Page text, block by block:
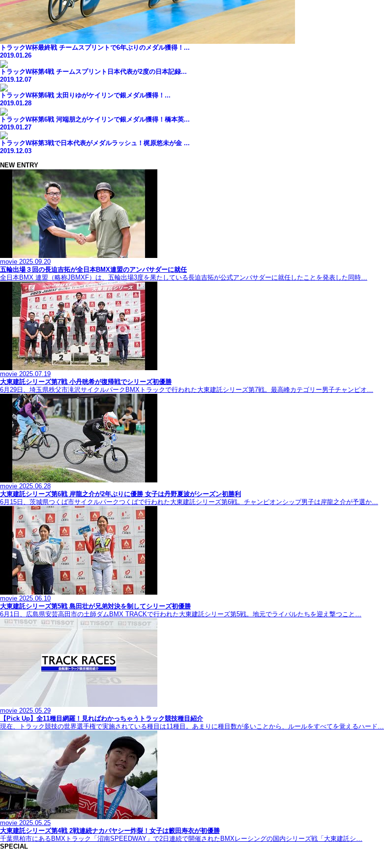
トラックW杯最終戦 チームスプリントで6年ぶりのメダル獲得！...
2019.01.26
トラックW杯第4戦 チームスプリント日本代表が2度の日本記録...
2019.12.07
トラックW杯第6戦 太田りゆがケイリンで銀メダル獲得！...
2019.01.28
トラックW杯第6戦 河端朋之がケイリンで銀メダル獲得！橋本英...
2019.01.27
トラックW杯第3戦で日本代表がメダルラッシュ！梶原悠未が金 ...
2019.12.03
NEW ENTRY
movie 2025.09.20
五輪出場３回の長迫吉拓が全日本BMX連盟のアンバサダーに就任
全日本BMX 連盟（略称JBMXF）は、五輪出場3度を果たしている長迫吉拓が公式アンバサダーに就任したことを発表した同時…
movie 2025.07.19
大東建託シリーズ第7戦 ⼩丹晄希が復帰戦でシリーズ初優勝
6月29日、埼玉県秩父市滝沢サイクルパークBMXトラックで行われた大東建託シリーズ第7戦。最高峰カテゴリー男子チャンピオ…
movie 2025.06.28
大東建託シリーズ第6戦 岸龍之介が2年ぶりに優勝 女子は丹野夏波がシーズン初勝利
6月15日、茨城県つくば市サイクルパークつくばで行われた大東建託シリーズ第6戦。チャンピオンシップ男子は岸龍之介が予選か…
movie 2025.06.10
大東建託シリーズ第5戦 島田壮が兄弟対決を制してシリーズ初優勝
6月1日、広島県安芸高田市の土師ダムBMX TRACKで行われた大東建託シリーズ第5戦。地元でライバルたちを迎え撃つこと…
movie 2025.05.29
【Pick Up】全11種目網羅！見ればわかっちゃうトラック競技種目紹介
現在、トラック競技の世界選手権で実施されている種目は11種目。あまりに種目数が多いことから、ルールをすべてを覚えるハード…
movie 2025.05.25
大東建託シリーズ第4戦 2戦連続ナカバヤシー炸裂！女子は籔田寿衣が初優勝
千葉県柏市にあるBMXトラック「沼南SPEEDWAY」で2日連続で開催されたBMXレーシングの国内シリーズ戦「大東建託シ…
SPECIAL